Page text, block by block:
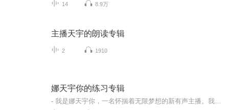
14 8.9万
主播天宇的朗读专辑
2 1910
娜天宇你的练习专辑